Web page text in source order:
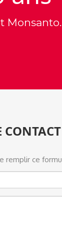
CONTACT
remplir ce